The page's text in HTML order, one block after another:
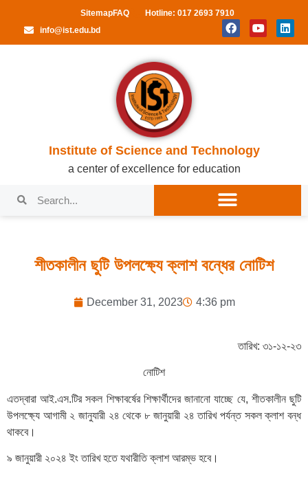
SitemapFAQ
Hotline: 017 2693 7910
info@ist.edu.bd
Institute of Science and Technology
a center of excellence for education
শীতকালীন ছুটি উপলক্ষ্যে ক্লাশ বন্ধের নোটিশ
December 31, 2023 4:36 pm
তারিখ: ৩১-১২-২৩
নোটিশ
এতদ্বারা আই.এস.টির সকল শিক্ষাবর্ষের শিক্ষার্থীদের জানানো যাচ্ছে যে, শীতকালীন ছুটি
উপলক্ষ্যে আগামী ২ জানুযারী ২৪ থেকে ৮ জানুয়ারী ২৪ তারিখ পর্যন্ত সকল ক্লাশ বন্ধ
থাকবে।
৯ জানুয়ারী ২০২৪ ইং তারিখ হতে যথারীতি ক্লাশ আরম্ভ হবে।